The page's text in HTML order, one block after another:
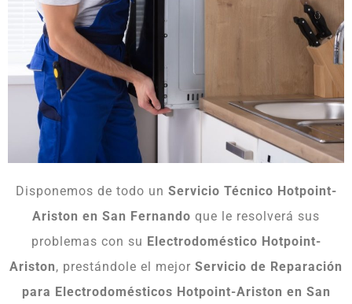
Disponemos de todo un Servicio Técnico Hotpoint-
Ariston en San Fernando que le resolverá sus
problemas con su Electrodoméstico Hotpoint-
Ariston, prestándole el mejor Servicio de Reparación
para Electrodomésticos Hotpoint-Ariston en San